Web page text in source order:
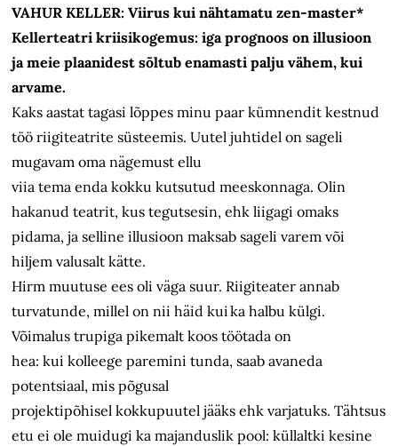
VAHUR KELLER: Viirus kui nähtamatu zen-master*
Kellerteatri kriisikogemus: iga prognoos on illusioon
ja meie plaanidest sõltub enamasti palju vähem, kui
arvame.
Kaks aastat tagasi lõppes minu paar kümnendit kestnud
töö riigiteatrite süsteemis. Uutel juhtidel on sageli
mugavam oma nägemust ellu
viia tema enda kokku kutsutud meeskonnaga. Olin
hakanud teatrit, kus tegutsesin, ehk liigagi omaks
pidama, ja selline illusioon maksab sageli varem või
hiljem valusalt kätte.
Hirm muutuse ees oli väga suur. Riigiteater annab
turvatunde, millel on nii häid kui ka halbu külgi.
Võimalus trupiga pikemalt koos töötada on
hea: kui kolleege paremini tunda, saab avaneda
potentsiaal, mis põgusal
projektipõhisel kokkupuutel jääks ehk varjatuks. Tähtsus
etu ei ole muidugi ka majanduslik pool: küllaltki kesine